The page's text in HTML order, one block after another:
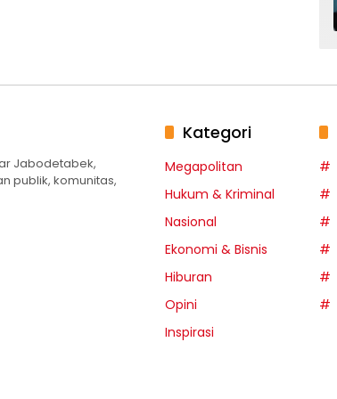
Jabodetabek,
publik, komunitas,
Kategori
Megapolitan
Hukum & Kriminal
Nasional
Ekonomi & Bisnis
Hiburan
Opini
Inspirasi